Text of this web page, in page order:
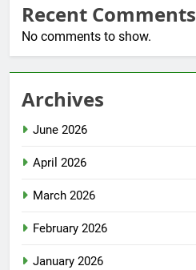
Recent Comments
No comments to show.
Archives
June 2026
April 2026
March 2026
February 2026
January 2026